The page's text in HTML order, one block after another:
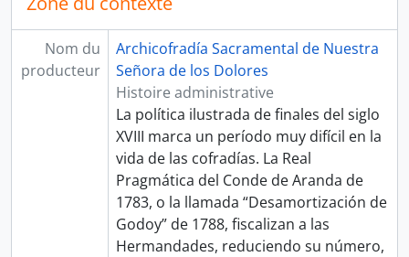
Nom du
producteur
Archicofradía Sacramental de Nuestra
Señora de los Dolores
Histoire administrative
La política ilustrada de finales del siglo
XVIII marca un período muy difícil en la
vida de las cofradías. La Real
Pragmática del Conde de Aranda de
1783, o la llamada “Desamortización de
Godoy” de 1788, fiscalizan a las
Hermandades, reduciendo su número,